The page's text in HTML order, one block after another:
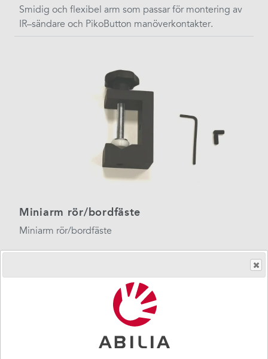
Smidig och flexibel arm som passar för montering av
IR–sändare och PikoButton manöverkontakter.
Miniarm rör/bordfäste
Miniarm rör/bordfäste